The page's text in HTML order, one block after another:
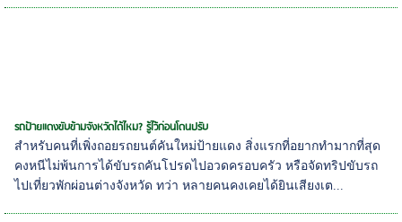
รถป้ายแดงขับข้ามจังหวัดได้ไหม? รู้ไว้ก่อนโดนปรับ
สำหรับคนที่เพิ่งถอยรถยนต์คันใหม่ป้ายแดง สิ่งแรกที่อยากทำมากที่สุด
คงหนีไม่พ้นการได้ขับรถคันโปรดไปอวดครอบครัว หรือจัดทริปขับรถ
ไปเที่ยวพักผ่อนต่างจังหวัด ทว่า หลายคนคงเคยได้ยินเสียงเต...